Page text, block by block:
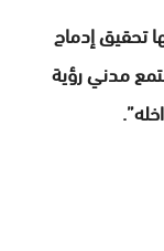
تحقيق إدماج
مدني رؤية